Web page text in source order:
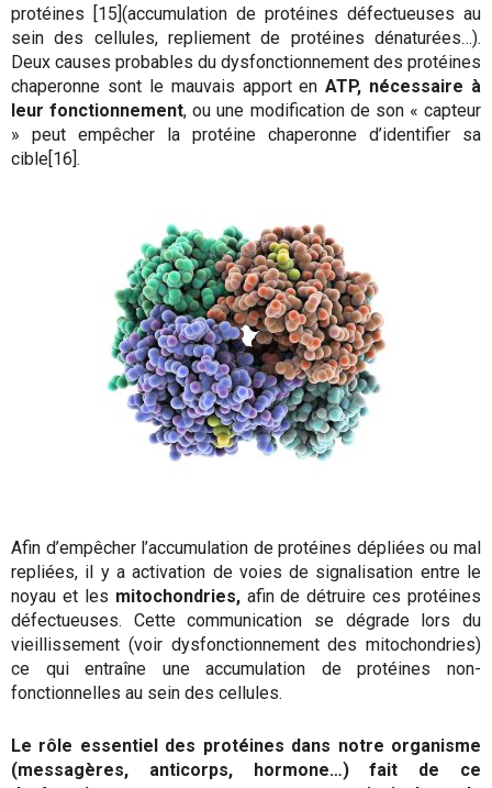
protéines [15](accumulation de protéines défectueuses au
sein des cellules, repliement de protéines dénaturées…).
Deux causes probables du dysfonctionnement des protéines
chaperonne sont le mauvais apport enATP, nécessaire à
leur fonctionnement, ou une modification de son « capteur
» peut empêcher la protéine chaperonne d’identifier sa
cible[16].
Afin d’empêcher l’accumulation de protéines dépliées ou mal
repliées, il y a activation de voies de signalisation entre le
noyau et les mitochondries,afin de détruire ces protéines
défectueuses. Cette communication se dégrade lors du
vieillissement (voir dysfonctionnement des mitochondries)
ce qui entraîne une accumulation de protéines non-
fonctionnelles au sein des cellules.
Le rôle essentiel des protéines dans notre organisme
(messagères, anticorps, hormone…) fait de ce